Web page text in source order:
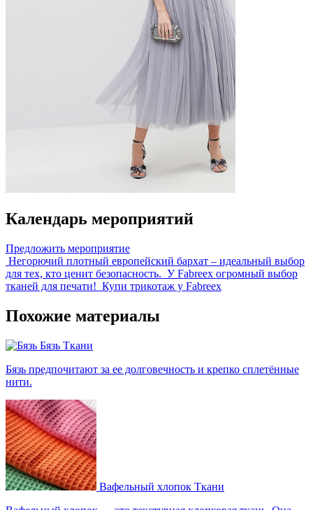
Календарь мероприятий
Предложить мероприятие
Негорючий плотный европейский бархат – идеальный выбор
для тех, кто ценит безопасность. У Fabreex огромный выбор
тканей для печати! Купи трикотаж у Fabreex
Похожие материалы
Бязь Ткани
Бязь предпочитают за ее долговечность и крепко сплетённые
нити.
Вафельный хлопок Ткани